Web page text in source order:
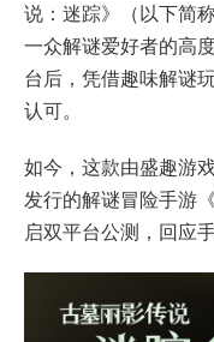
说：迷踪》（以下简
一众解谜爱好者的高
台后，凭借趣味解谜
认可。
如今，这款由盛趣游
发行的解谜冒险手游
启双平台公测，回应